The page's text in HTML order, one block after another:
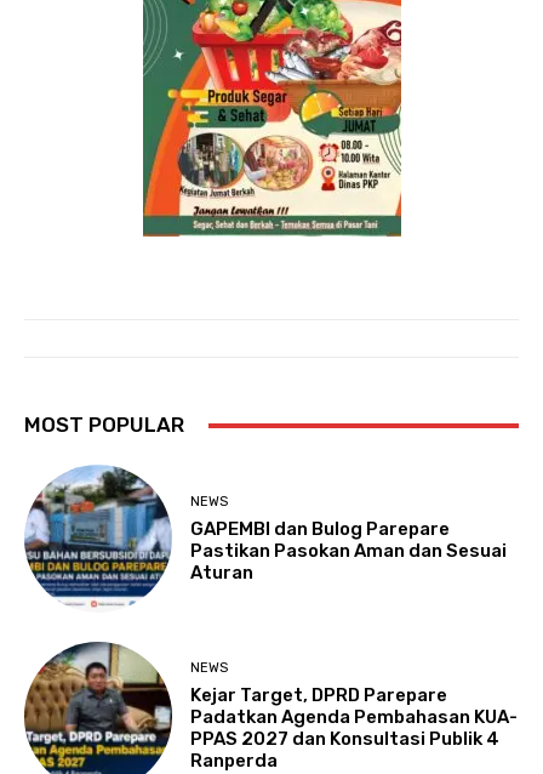
MOST POPULAR
NEWS
GAPEMBI dan Bulog Parepare
Pastikan Pasokan Aman dan Sesuai
Aturan
NEWS
Kejar Target, DPRD Parepare
Padatkan Agenda Pembahasan KUA-
PPAS 2027 dan Konsultasi Publik 4
Ranperda